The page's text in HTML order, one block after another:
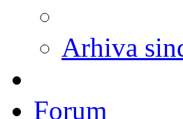
Arhiva
Forum